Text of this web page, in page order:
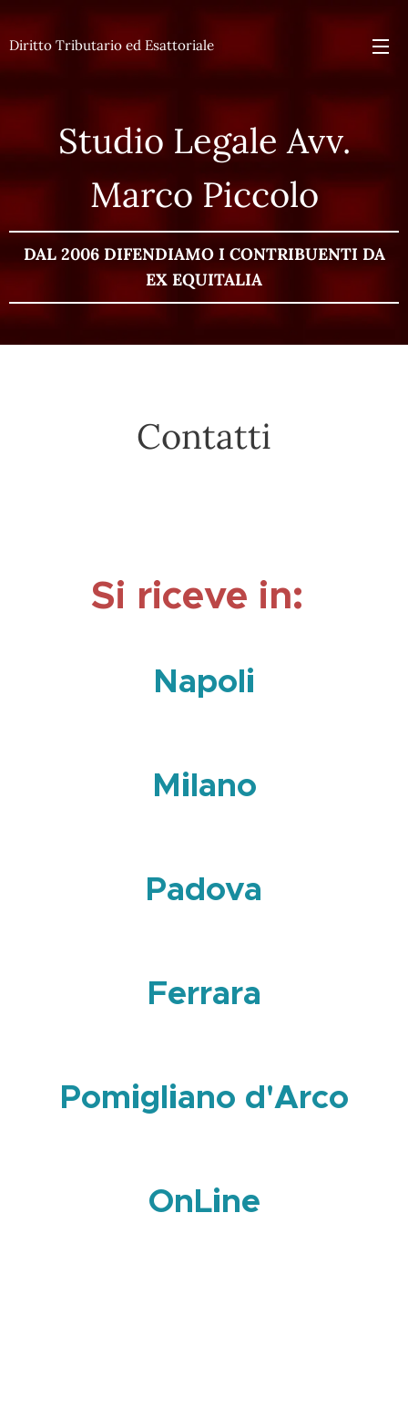
Diritto Tributario ed Esattoriale
Studio Legale Avv.
Marco Piccolo
DAL 2006 DIFENDIAMO I CONTRIBUENTI DA
EX EQUITALIA
Contatti
Si riceve in:
Napoli
Milano
Padova
Ferrara
Pomigliano d'Arco
OnLine